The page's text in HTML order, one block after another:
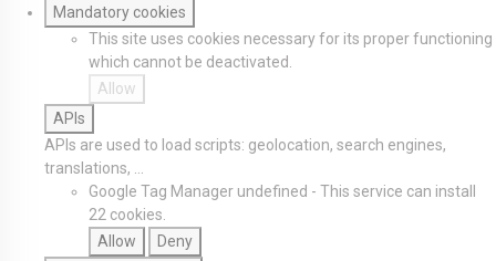
Mandatory cookies
This site uses cookies necessary for its proper functioning
which cannot be deactivated.
Allow
APIs
APIs are used to load scripts: geolocation, search engines,
translations, ...
Google Tag Manager undefined - This service can install
22 cookies.
Allow
Deny